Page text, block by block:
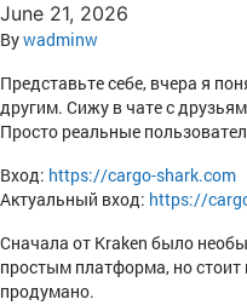
June 21, 2026
Bywadminw
Представьте себе, вчера я
другим. Сижу в чате с
Просто реальные
Вход: https://cargo-shark.com
Актуальный вход: https://
Сначала от Kraken было
простым платформа, но
продумано.